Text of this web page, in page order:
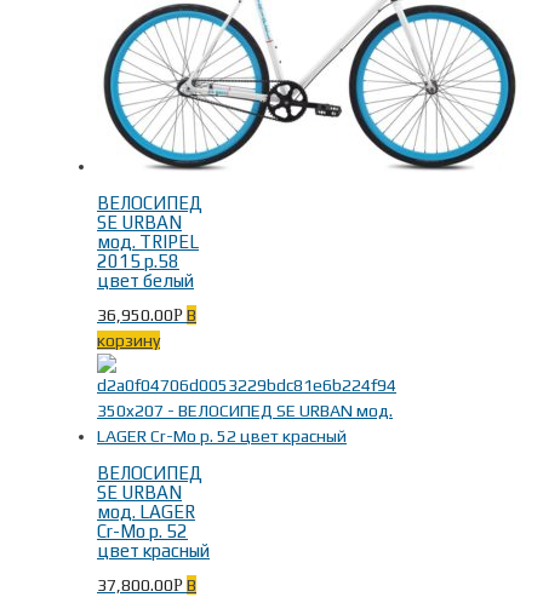
ВЕЛОСИПЕД
SE URBAN
мод. TRIPEL
2015 р.58
цвет белый
36,950.00Р В
корзину
ВЕЛОСИПЕД
SE URBAN
мод. LAGER
Cr-Mo р. 52
цвет красный
37,800.00Р В